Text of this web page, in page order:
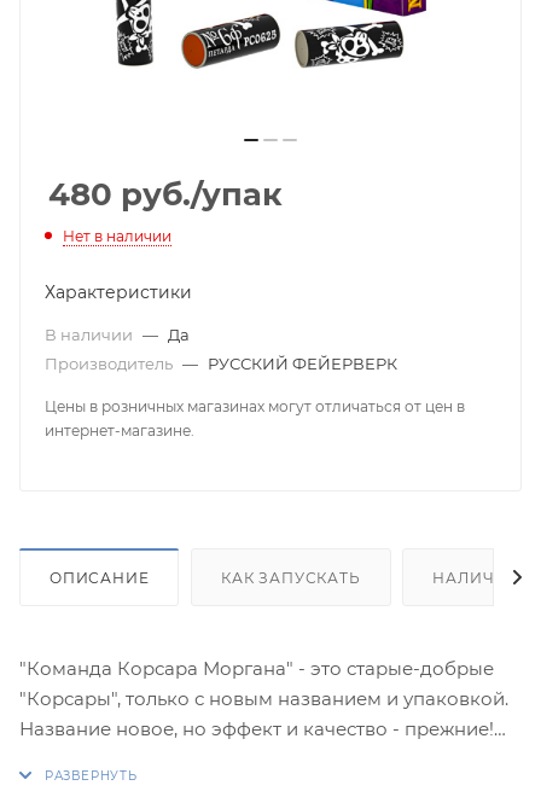
480 руб./упак
Нет в наличии
Характеристики
В наличии — Да
Производитель — РУССКИЙ ФЕЙЕРВЕРК
Цены в розничных магазинах могут отличаться от цен в
интернет-магазине.
ОПИСАНИЕ КАК ЗАПУСКАТЬ НАЛИЧИЕ
"Команда Корсара Моргана" - это старые-добрые
"Корсары", только с новым названием и упаковкой.
Название новое, но эффект и качество - прежние!